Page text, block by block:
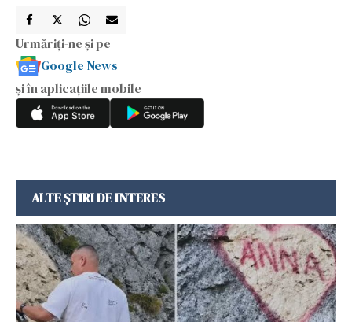
Urmăriți-ne și pe
Google News
și în aplicațiile mobile
ALTE ȘTIRI DE INTERES